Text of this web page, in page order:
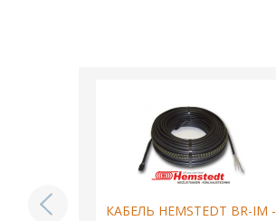
BR-IM -
КАБЕЛЬ HEMSTEDT BR-IM -